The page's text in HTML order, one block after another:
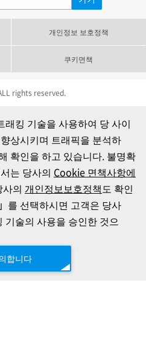
개인정보 보호정책
쿠키면책
rights reserved.
킹 기술을 사용하여 당 사이
상시키며 트래픽을 분석하
확인을 하고 있습니다. 불명확
는 당사의 Cookie 면책사항에
의 개인정보보호정책도 확인
를 선택하시면 고객은 당사
술의 사용을 승인한 것으
합니다